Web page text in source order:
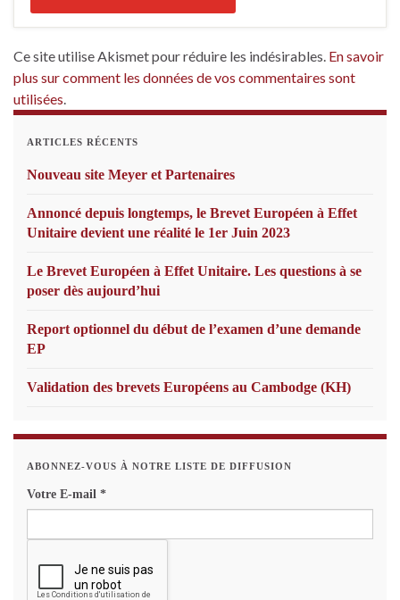
Ce site utilise Akismet pour réduire les indésirables. En savoir
plus sur comment les données de vos commentaires sont
utilisées.
ARTICLES RÉCENTS
Nouveau site Meyer et Partenaires
Annoncé depuis longtemps, le Brevet Européen à Effet
Unitaire devient une réalité le 1er Juin 2023
Le Brevet Européen à Effet Unitaire. Les questions à se
poser dès aujourd’hui
Report optionnel du début de l’examen d’une demande
EP
Validation des brevets Européens au Cambodge (KH)
ABONNEZ-VOUS À NOTRE LISTE DE DIFFUSION
Votre E-mail *